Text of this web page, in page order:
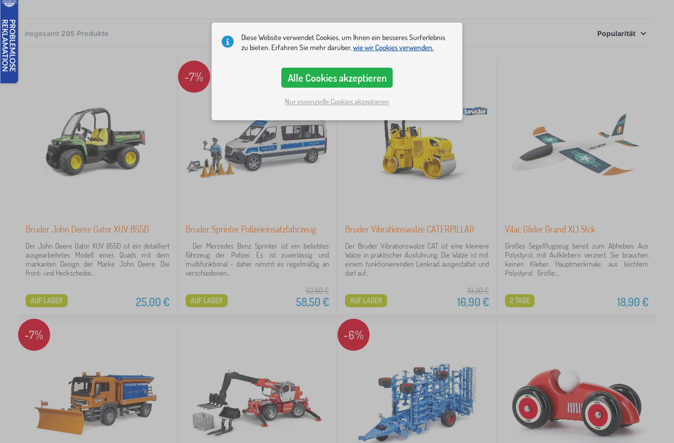
€
insgesamt 295 Produkte
Bruder John Deere Gator XUV 855D
Der John Deere Gator XUV 855D ist ein detailliert
ausgearbeitetes Modell eines Quads mit dem
markanten Design der Marke John Deere. Die
Front- und Heckscheibe...
25,00€
AUF LAGER
-7%
Bruder Sprinter Polizeieinsatzfahrzeug
Der Mercedes Benz Sprinter ist ein beliebtes
Fahrzeug der Polizei. Es ist zuverlässig und
multifunktional - daher nimmt es regelmäßig an
verschiedenen...
62,80€
58,50€
AUF LAGER
-12%
Bruder Vibrationswalze CATERPILLAR
Der Bruder Vibrationswalze CAT ist eine kleinere
Walze in praktischer Ausführung. Die Walze ist mit
einem funktionierenden Lenkrad ausgestattet und
darf auf...
19,30€
16,90€
AUF LAGER
Vilac Glider Grand XL1 Stck
Großes Segelflugzeug bereit zum Abheben. Aus
Polystyrol, mit Aufklebern verziert. Sie brauchen
keinen Kleber. Hauptmerkmale: aus leichtem
Polystyrol Größe:...
18,90€
2 TAGE
-7% -6%
Diese Website verwendet Cookies, um Ihnen ein besseres Surferlebnis
zu bieten. Erfahren Sie mehr darüber, wie wir Cookies verwenden.
Alle Cookies akzeptieren
Nur essenzielle Cookies akzeptieren